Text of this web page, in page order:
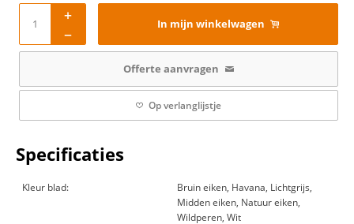
In mijn winkelwagen
Offerte aanvragen
Op verlanglijstje
Specificaties
Kleur blad:
Bruin eiken, Havana, Lichtgrijs,
Midden eiken, Natuur eiken,
Wildperen, Wit